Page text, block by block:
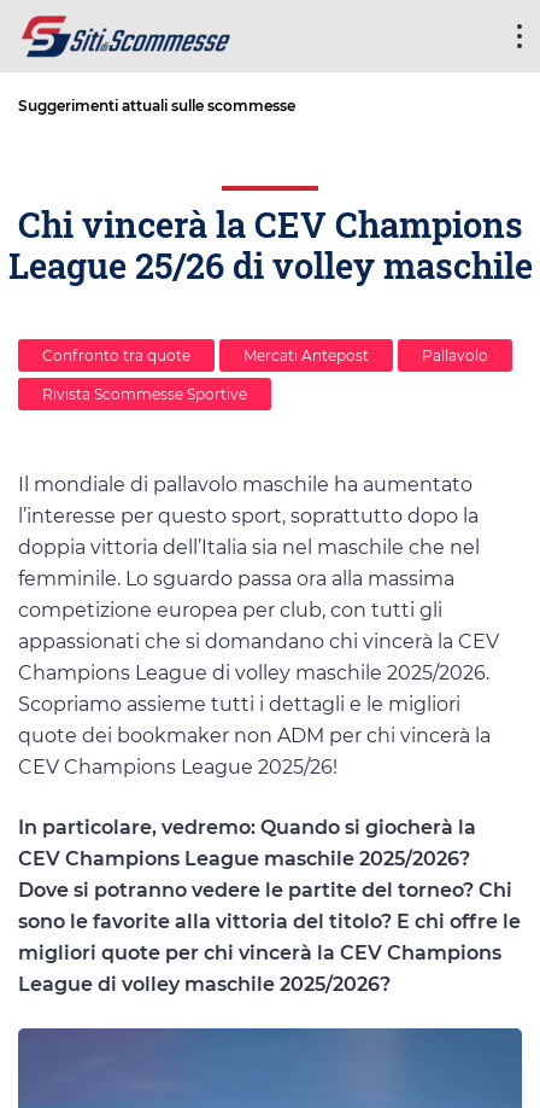
Suggerimenti attuali sulle scommesse
Chi vincerà la CEV Champions
League 25/26 di volley maschile
Confronto tra quote Mercati Antepost Pallavolo
Rivista Scommesse Sportive
Il mondiale di pallavolo maschile ha aumentato
l’interesse per questo sport, soprattutto dopo la
doppia vittoria dell’Italia sia nel maschile che nel
femminile. Lo sguardo passa ora alla massima
competizione europea per club, con tutti gli
appassionati che si domandano chi vincerà la CEV
Champions League di volley maschile 2025/2026.
Scopriamo assieme tutti i dettagli e le migliori
quote dei bookmaker non ADM per chi vincerà la
CEV Champions League 2025/26!
In particolare, vedremo: Quando si giocherà la
CEV Champions League maschile 2025/2026?
Dove si potranno vedere le partite del torneo? Chi
sono le favorite alla vittoria del titolo? E chi offre le
migliori quote per chi vincerà la CEV Champions
League di volley maschile 2025/2026?